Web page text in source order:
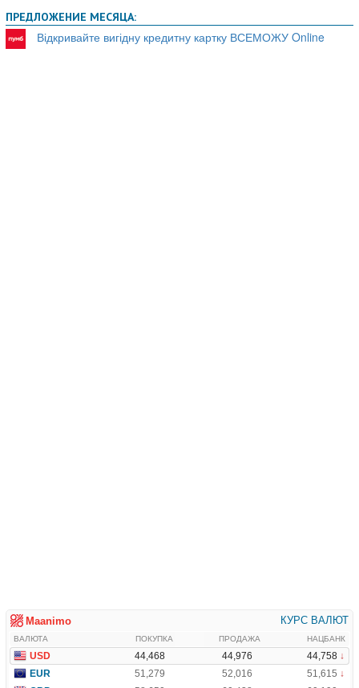
ПРЕДЛОЖЕНИЕ МЕСЯЦА:
Відкривайте вигідну кредитну картку ВСЕМОЖУ Online